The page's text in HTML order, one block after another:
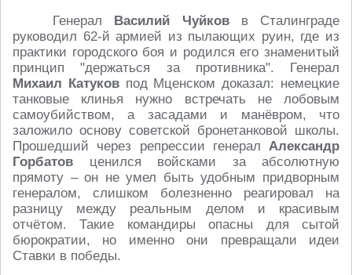
Генерал Василий Чуйковв Сталинграде
руководил 62-й армией из пылающих руин, где из
практики городского боя и родился его знаменитый
принцип "держаться за противника". Генерал
Михаил Катуковпод Мценском доказал: немецкие
танковые клинья нужно встречать не лобовым
самоубийством, а засадами и манёвром, что
заложило основу советской бронетанковой школы.
Прошедший через репрессии генерал Александр
Горбатов ценился войсками за абсолютную
прямоту – он не умел быть удобным придворным
генералом, слишком болезненно реагировал на
разницу между реальным делом и красивым
отчётом. Такие командиры опасны для сытой
бюрократии, но именно они превращали идеи
Ставки в победы.